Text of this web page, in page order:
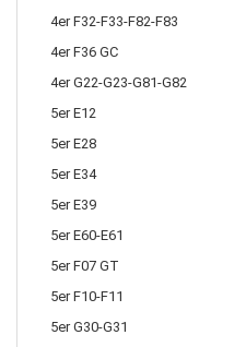
4er F32-F33-F82-F83
4er F36 GC
4er G22-G23-G81-G82
5er E12
5er E28
5er E34
5er E39
5er E60-E61
5er F07 GT
5er F10-F11
5er G30-G31